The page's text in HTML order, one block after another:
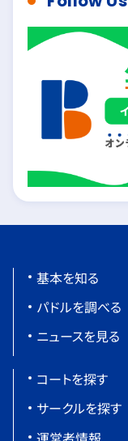
基本を知る
パドルを調べる
ニュースを見る
コートを探す
サークルを探す